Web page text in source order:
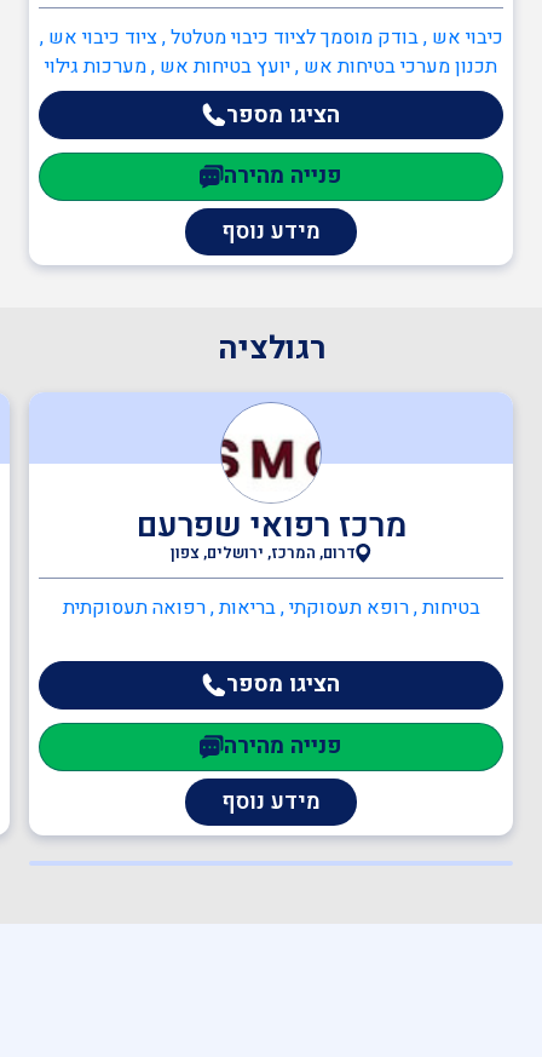
בודק טופס 10 לכבאות -
מערכות שליטה בעשן
בודק מוסמך ת"י 1001 חלק
בודק מוסמך לציוד כיבוי
מטלטל
בודקים מוסמכים למערכות
כתיבה/עדכון תיק שטח
כתיבה/עדכון תיק מפעל
כיבוי אש , בודק מוסמך לציוד כיבוי מטלטל , ציוד כיבוי אש ,
תכנון מערכי בטיחות אש , יועץ בטיחות אש , מערכות גילוי
וכיבוי אש , מערכות כריזת חירום , מיזוג אוויר, שחרור עשן
ומנדפים
הציגו מספר
פנייה מהירה
מידע נוסף
רגולציה
מרכז רפואי שפרעם
דרום, המרכז, ירושלים, צפון
בטיחות , רופא תעסוקתי , בריאות , רפואה תעסוקתית
הציגו מספר
פנייה מהירה
מידע נוסף